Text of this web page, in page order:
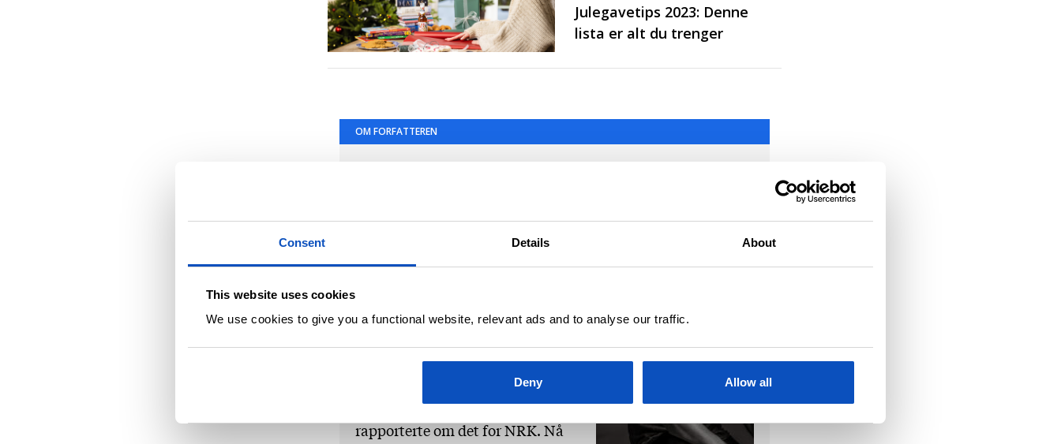
Consent Details About
This website uses cookies
We use cookies to give you a functional website, relevant ads and to analyse our traffic.
Deny Allow all
Julegavetips 2023: Denne
lista er alt du trenger
OM FORFATTEREN
Sindre Mekjaner utdannet
som utspiller seg i New York
under og etter terrorangrepet
mot World Trade Center. Mekjan
var til stede under angrepet og
rapporterte om det for NRK. Nå